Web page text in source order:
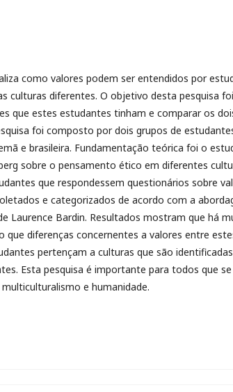
como valores podem ser entendidos por
culturas diferentes. O objetivo desta pesquisa
que estes estudantes tinham e comparar os
foi composto por dois grupos de
e brasileira. Fundamentação teórica foi o
sobre o pensamento ético em diferentes
que respondessem questionários sobre
e categorizados de acordo com a
Laurence Bardin. Resultados mostram que há
que diferenças concernentes a valores entre
pertençam a culturas que são
Esta pesquisa é importante para todos que se
e humanidade.